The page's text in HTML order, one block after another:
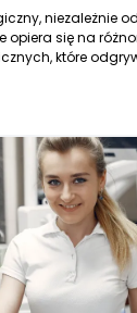
niezależnie
opiera się na
które
zębowych,
służące do
materiałów ma
które znacząco
procedur